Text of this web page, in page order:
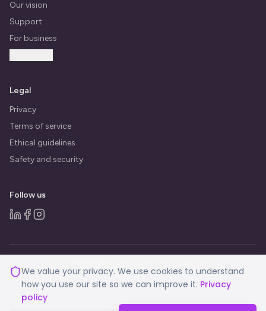
Our vision
Support
For business
Legal
Privacy
Terms of service
Ethical guidelines
Safety and security
Follow us
We value your privacy. We use cookies to understand
how you use our site so we can improve it. Privacy
policy